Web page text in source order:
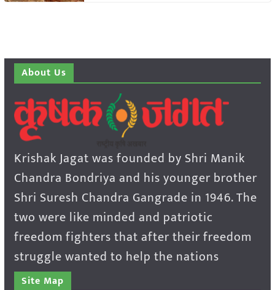
About Us
Krishak Jagat was founded by Shri Manik
Chandra Bondriya and his younger brother
Shri Suresh Chandra Gangrade in 1946. The
two were like minded and patriotic
freedom fighters that after their freedom
struggle wanted to help the nations
Site Map